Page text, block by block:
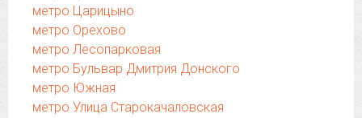
метро Царицыно
метро Орехово
метро Лесопарковая
метро Бульвар Дмитрия Донского
метро Южная
метро Улица Старокачаловская